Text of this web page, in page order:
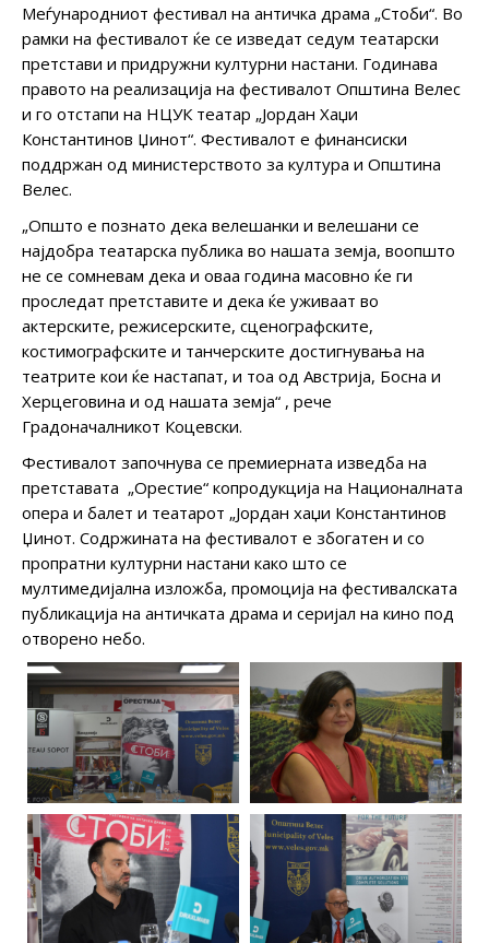
Меѓународниот фестивал на античка драма „Стоби“. Во
рамки на фестивалот ќе се изведат седум театарски
претстави и придружни културни настани. Годинава
правото на реализација на фестивалот Општина Велес
и го отстапи на НЦУК театар „Јордан Хаџи
Константинов Џинот“. Фестивалот е финансиски
поддржан од министерството за култура и Општина
Велес.
„Општо е познато дека велешанки и велешани се
најдобра театарска публика во нашата земја, воопшто
не се сомневам дека и оваа година масовно ќе ги
проследат претставите и дека ќе уживаат во
актерските, режисерските, сценографските,
костимографските и танчерските достигнувања на
театрите кои ќе настапат, и тоа од Австрија, Босна и
Херцеговина и од нашата земја“ , рече
Градоначалникот Коцевски.
Фестивалот започнува се премиерната изведба на
претставата „Орестие“ копродукција на Националната
опера и балет и театарот „Јордан хаџи Константинов
Џинот. Содржината на фестивалот е збогатен и со
пропратни културни настани како што се
мултимедијална изложба, промоција на фестивалската
публикација на античката драма и серијал на кино под
отворено небо.